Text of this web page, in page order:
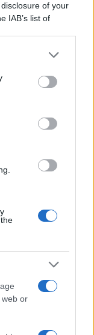
of your
IAB’s list of
to third parties
or more Google
including but
You may click to
party tags to
web or
Usa, ma il
vederci
insegnarci